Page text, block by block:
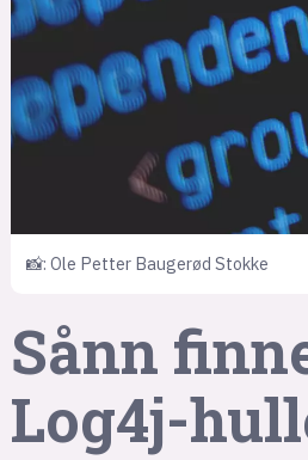
📸: Ole Petter Baugerød Stokke
Sånn
Log4j-